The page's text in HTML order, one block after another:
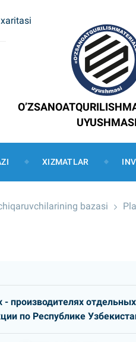
UYUSHMASI
XIZMATLAR
bazasi
производителях
по Республике